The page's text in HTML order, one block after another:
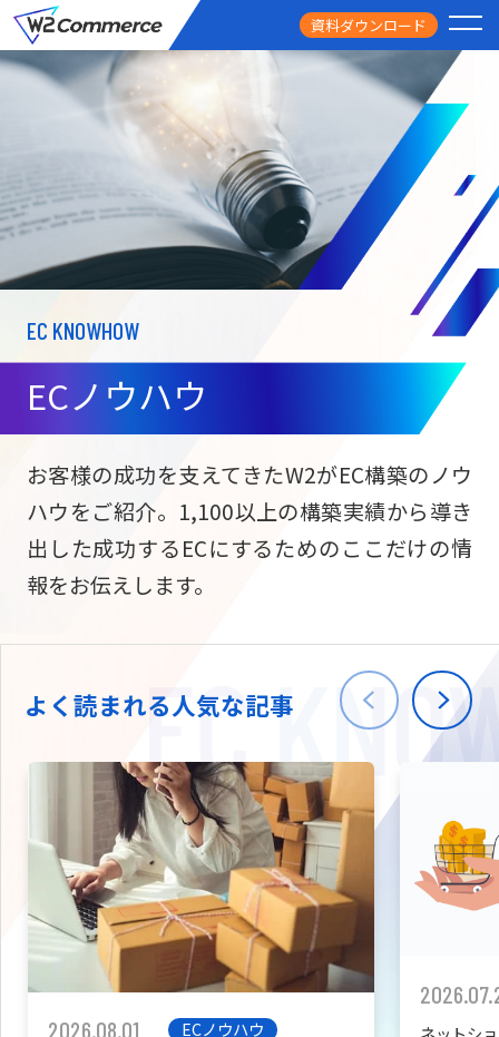
資料ダウンロード
サービス
ECサイト構築
サブスク/定期通販
ECサイト構築
海外進出・現地
W2
拡張プラグイン一覧
カスタマイズ開発
PRICE
料金
FEATURE
導入事例
USEFUL
お役立ち情報
NEWS
ニュース
会社情報
TW
EC KNOWHOW
ECノウハウ
お客様の成功を支えてきたW2がEC構築のノウ
ハウをご紹介。1,100以上の構築実績から導き
出した成功するECにするためのここだけの情
報をお伝えします。
よく読まれる人気な記事
2026.08.01
ECノウハウ